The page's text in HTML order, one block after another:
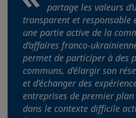
partage les valeurs
transparent et responsable
une partie active de la
d’affaires franco-
permet de participer à des
communs, d’élargir son
et d’échanger des
entreprises de premier
dans le contexte difficile